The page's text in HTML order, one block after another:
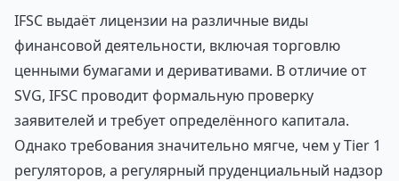
IFSC выдаёт лицензии на различные виды
финансовой деятельности, включая торговлю
ценными бумагами и деривативами. В отличие от
SVG, IFSC проводит формальную проверку
заявителей и требует определённого капитала.
Однако требования значительно мягче, чем у Tier 1
регуляторов, а регулярный пруденциальный надзор